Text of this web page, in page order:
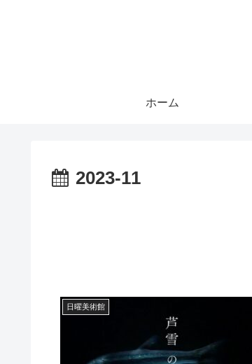
ホーム
2023-11
日曜美術館